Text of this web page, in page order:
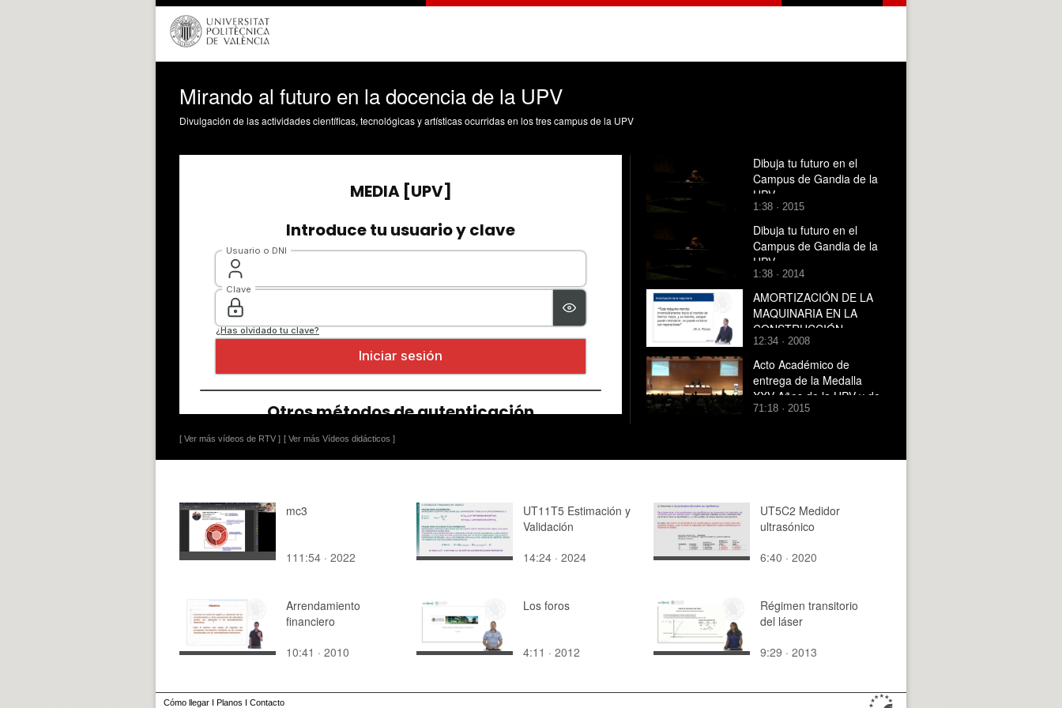
Mirando al futuro en la docencia de la UPV
Divulgación de las actividades científicas, tecnológicas y artísticas ocurridas en los tres campus de la UPV
[ Ver más vídeos de RTV ] [ Ver más Vídeos didácticos ]
Dibuja tu futuro en el
Campus de Gandia de la
UPV
1:38 · 2015
Dibuja tu futuro en el
Campus de Gandia de la
UPV
1:38 · 2014
AMORTIZACIÓN DE LA
MAQUINARIA EN LA
CONSTRUCCIÓN
12:34 · 2008
Acto Académico de
entrega de la Medalla
XXV Años de la UPV y de
Reconocimiento al
71:18 · 2015
mc3
111:54 · 2022
UT11T5 Estimación y
Validación
14:24 · 2024
UT5C2 Medidor
ultrasónico
6:40 · 2020
Arrendamiento
financiero
10:41 · 2010
Los foros
4:11 · 2012
Régimen transitorio
del láser
9:29 · 2013
Cómo llegar I Planos I Contacto